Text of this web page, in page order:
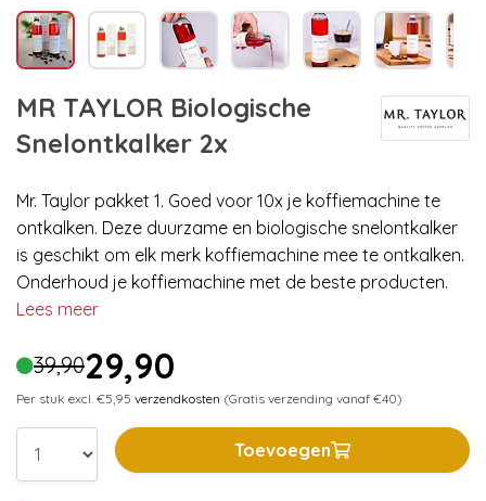
MR TAYLOR Biologische
Snelontkalker 2x
Mr. Taylor pakket 1. Goed voor 10x je koffiemachine te
ontkalken. Deze duurzame en biologische snelontkalker
is geschikt om elk merk koffiemachine mee te ontkalken.
Onderhoud je koffiemachine met de beste producten.
Lees meer
39,9029,90
Per stuk excl. €5,95 verzendkosten (Gratis verzending vanaf €40)
Toevoegen